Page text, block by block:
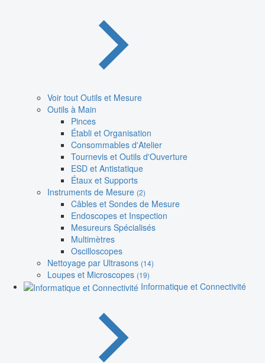
Voir tout Outils et Mesure
Outils à Main
Pinces
Établi et Organisation
Consommables d'Atelier
Tournevis et Outils d'Ouverture
ESD et Antistatique
Étaux et Supports
Instruments de Mesure (2)
Câbles et Sondes de Mesure
Endoscopes et Inspection
Mesureurs Spécialisés
Multimètres
Oscilloscopes
Nettoyage par Ultrasons (14)
Loupes et Microscopes (19)
Informatique et Connectivité